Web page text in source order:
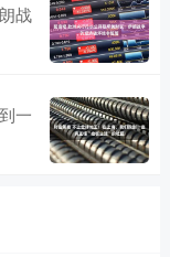
战
一